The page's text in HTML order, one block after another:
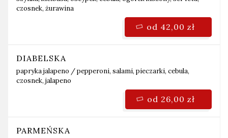
czosnek, żurawina
DIABELSKA
papryka jalapeno / pepperoni, salami, pieczarki, cebula,
czosnek, jalapeno
PARMEŃSKA